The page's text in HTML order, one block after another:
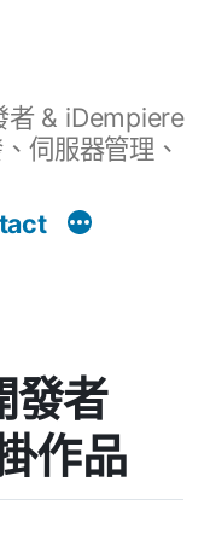
& iDempiere
伺服器管理、
發者
作品